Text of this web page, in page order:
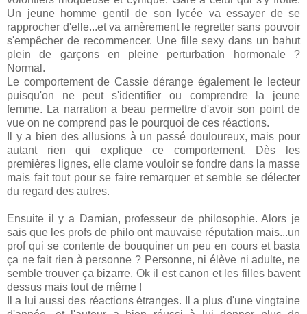
Un jeune homme gentil de son lycée va essayer de se
rapprocher d'elle...et va amèrement le regretter sans pouvoir
s'empêcher de recommencer. Une fille sexy dans un bahut
plein de garçons en pleine perturbation hormonale ?
Normal.
Le comportement de Cassie dérange également le lecteur
puisqu'on ne peut s'identifier ou comprendre la jeune
femme. La narration a beau permettre d'avoir son point de
vue on ne comprend pas le pourquoi de ces réactions.
Il y a bien des allusions à un passé douloureux, mais pour
autant rien qui explique ce comportement. Dès les
premières lignes, elle clame vouloir se fondre dans la masse
mais fait tout pour se faire remarquer et semble se délecter
du regard des autres.
Ensuite il y a Damian, professeur de philosophie. Alors je
sais que les profs de philo ont mauvaise réputation mais...un
prof qui se contente de bouquiner un peu en cours et basta
ça ne fait rien à personne ? Personne, ni élève ni adulte, ne
semble trouver ça bizarre. Ok il est canon et les filles bavent
dessus mais tout de même !
Il a lui aussi des réactions étranges. Il a plus d'une vingtaine